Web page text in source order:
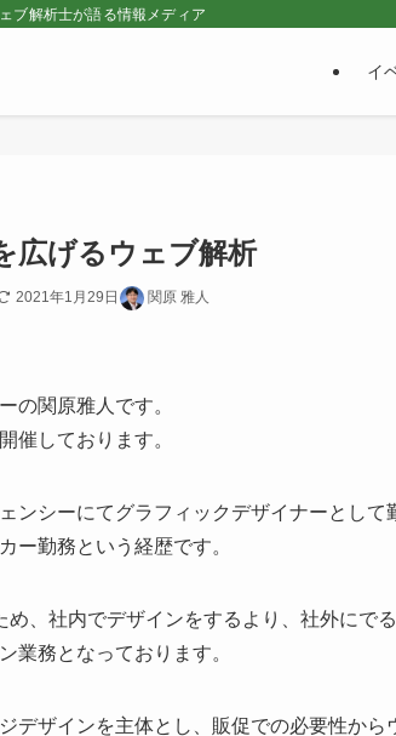
ブ解析士が語る情報メディア
イ
広げるウェブ解析
2021年1月29日 関原 雅人
の関原雅人です。
催しております。
ンシーにてグラフィックデザイナーとして
ー勤務という経歴です。
め、社内でデザインをするより、社外にで
業務となっております。
デザインを主体とし、販促での必要性か